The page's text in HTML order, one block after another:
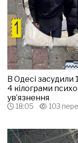
В Одесі засудили
4 кілограми
ув’язнення
18:05 103